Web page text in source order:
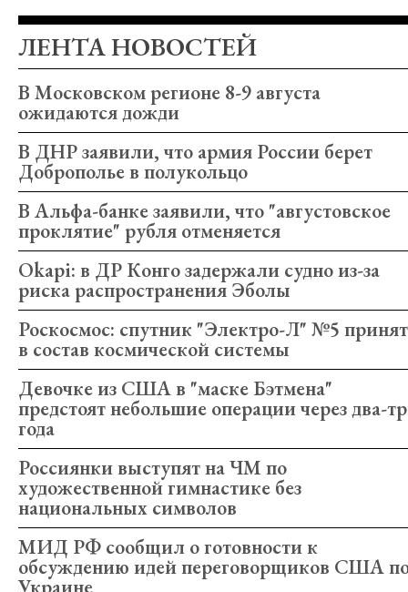
ЛЕНТА НОВОСТЕЙ
В Московском регионе 8-9 августа
ожидаются дожди
В ДНР заявили, что армия России берет
Доброполье в полукольцо
В Альфа-банке заявили, что "августовское
проклятие" рубля отменяется
Okapi: в ДР Конго задержали судно из-за
риска распространения Эболы
Роскосмос: спутник "Электро-Л" №5 принят
в состав космической системы
Девочке из США в "маске Бэтмена"
предстоят небольшие операции через два-
года
Россиянки выступят на ЧМ по
художественной гимнастике без
национальных символов
МИД РФ сообщил о готовности к
обсуждению идей переговорщиков США